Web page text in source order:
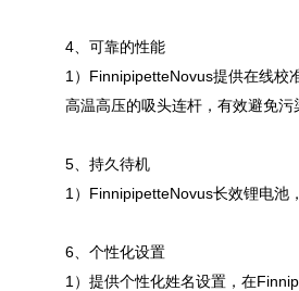
4、可靠的性能
1）FinnipipetteNovus提供在线校
高温高压的吸头连杆，有效避免污
5、持久待机
1）FinnipipetteNovus长效锂电池
6、个性化设置
1）提供个性化姓名设置，在